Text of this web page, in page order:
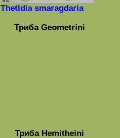
Thetidia smaragdaria
Триба Geometrini
ТрибаHemitheini